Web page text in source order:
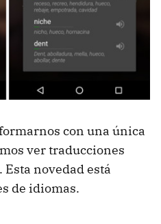
con una única
ver traducciones
novedad está
de idiomas.